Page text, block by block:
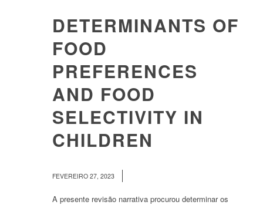
DETERMINANTS OF
FOOD
PREFERENCES
AND FOOD
SELECTIVITY IN
CHILDREN
FEVEREIRO 27, 2023
A presente revisão narrativa procurou determinar os